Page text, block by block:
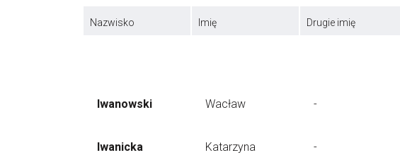
Nazwisko Imię Drugie imię
Iwanowski Wacław -
Iwanicka Katarzyna -